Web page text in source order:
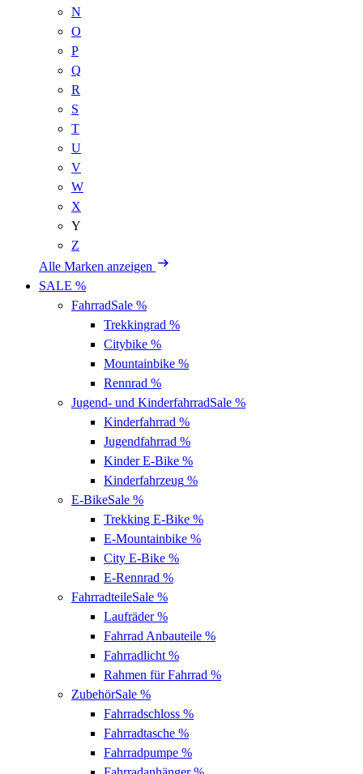
N
O
P
Q
R
S
T
U
V
W
X
Y
Z
Alle Marken anzeigen
SALE %
FahrradSale %
Trekkingrad %
Citybike %
Mountainbike %
Rennrad %
Jugend- und KinderfahrradSale %
Kinderfahrrad %
Jugendfahrrad %
Kinder E-Bike %
Kinderfahrzeug %
E-BikeSale %
Trekking E-Bike %
E-Mountainbike %
City E-Bike %
E-Rennrad %
FahrradteileSale %
Laufräder%
Fahrrad Anbauteile %
Fahrradlicht %
Rahmen für Fahrrad %
ZubehörSale %
Fahrradschloss %
Fahrradtasche %
Fahrradpumpe %